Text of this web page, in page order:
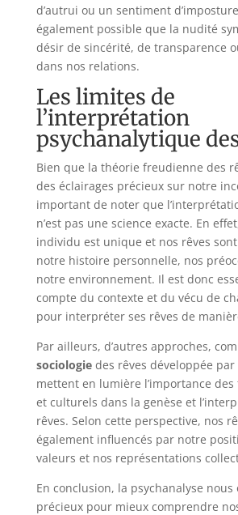
d’autrui ou un sentiment
également possible que la nudité
désir de sincérité, de transparence
dans nos relations.
Les limites de
l’interprétation
psychanalytique
Bien que la théorie freudienne des
des éclairages précieux sur notre
important de noter que
n’est pas une science exacte. En
individu est unique et nos rêves
notre histoire personnelle, nos
notre environnement. Il est donc
compte du contexte et du vécu de
pour interpréter ses rêves de
Par ailleurs, d’autres approches,
sociologie des rêves développée par
mettent en lumière l’importance
et culturels dans la genèse et
rêves. Selon cette perspective, nos
également influencés par notre
valeurs et nos représentations
En conclusion, la psychanalyse
précieux pour mieux comprendre